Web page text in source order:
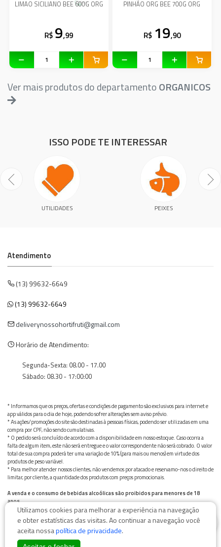
LIMAO SICILIANO BEE 600G ORG
R$ 9,99
PINHÃO ORG BEE 700G ORG
R$ 19,90
Ver mais produtos do departamentoORGANICOS
ISSO PODE TE INTERESSAR
UTILIDADES PEIXES
Atendimento
(13) 99632-6649
(13) 99632-6649
deliverynossohortifruti@gmail.com
Horário de Atendimento:
Segunda-Sexta: 08.00 - 17.00
Sábado: 08.30 - 17:00:00
* Informamos que os preços, ofertas e condições de pagamento são exclusivos para internet e
app válidos para o dia de hoje, podendo sofrer alterações sem aviso prévio.
* As ações/promoções do site são destinadas à pessoas físicas, podendo ser utilizadas em uma
compra por CPF, não sendo cumulativas.
* O pedido será concluído de acordo com a disponibilidade em nosso estoque. Caso ocorra a
falta de algum item, este não será entregue e o valor correspondente não será cobrado. O valor
total de sua compra poderá ter uma variação de 10% (para mais ou menos) em virtude dos
produtos de peso variável.
* Para melhor atender nossos clientes, não vendemos por atacado e reservamo-nos o direito de
limitar, por cliente, a quantidade dos produtos com preços promocionais.
A venda e o consumo de bebidas alcoólicas são proibidos para menores de 18
anos.
Bebida alcoólica pode causar dependência química e, em excesso, provoca graves males à saúde.
Beba com moderação
Utilizamos cookies para melhorar a experiência na navegação
e obter estatísticas das visitas. Ao continuar a navegação você
aceita nossapolítica de privacidade.